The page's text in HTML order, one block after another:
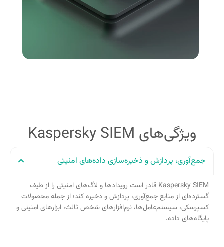
ویژگی‌های Kaspersky SIEM
جمع‌آوری، پردازش و ذخیره‌سازی داده‌های امنیتی
Kaspersky SIEM قادر است رویدادها و لاگ‌های امنیتی را از طیف
گسترده‌ای از منابع جمع‌آوری، پردازش و ذخیره کند؛ از جمله محصولات
کسپرسکی، سیستم‌عامل‌ها، نرم‌افزارهای شخص ثالث، ابزارهای امنیتی و
پایگاه‌های داده.